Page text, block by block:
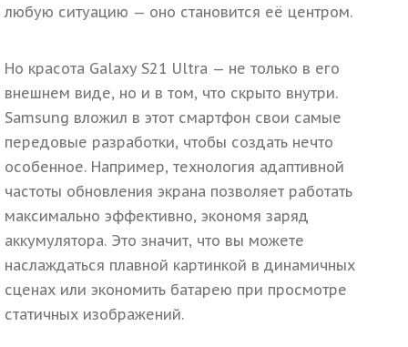
любую ситуацию — оно становится её центром.
Но красота Galaxy S21 Ultra — не только в его
внешнем виде, но и в том, что скрыто внутри.
Samsung вложил в этот смартфон свои самые
передовые разработки, чтобы создать нечто
особенное. Например, технология адаптивной
частоты обновления экрана позволяет работать
максимально эффективно, экономя заряд
аккумулятора. Это значит, что вы можете
наслаждаться плавной картинкой в динамичных
сценах или экономить батарею при просмотре
статичных изображений.